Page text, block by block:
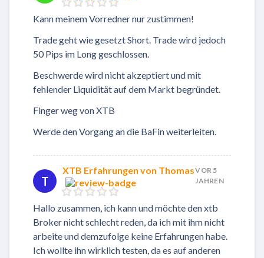
Kann meinem Vorredner nur zustimmen!
Trade geht wie gesetzt Short. Trade wird jedoch
50 Pips im Long geschlossen.
Beschwerde wird nicht akzeptiert und mit
fehlender Liquidität auf dem Markt begründet.
Finger weg von XTB
Werde den Vorgang an die BaFin weiterleiten.
T
XTB Erfahrungen von ThomasVOR 5
JAHREN
Hallo zusammen, ich kann und möchte den xtb
Broker nicht schlecht reden, da ich mit ihm nicht
arbeite und demzufolge keine Erfahrungen habe.
Ich wollte ihn wirklich testen, da es auf anderen